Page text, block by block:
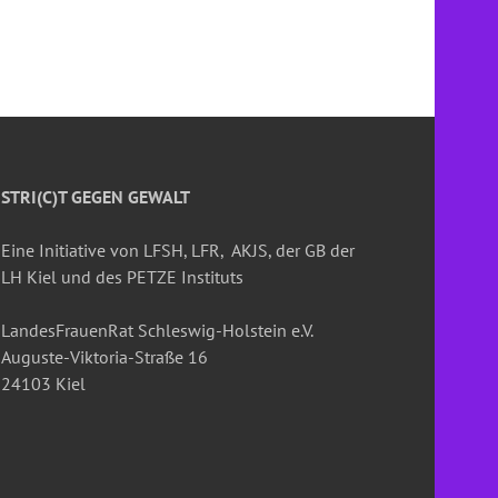
STRI(C)T GEGEN GEWALT
Eine Initiative von LFSH, LFR, AKJS, der GB der
LH Kiel und des PETZE Instituts
LandesFrauenRat Schleswig-Holstein e.V.
Auguste-Viktoria-Straße 16
24103 Kiel